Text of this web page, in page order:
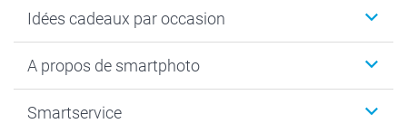
Calendrier photo & Agenda photo
Tirage photo & agrandissement
Faire-part & Cartes
Idées cadeaux par occasion
Anniversaire
Naissance & baptême
A propos de smartphoto
Plan du site
Smartservice